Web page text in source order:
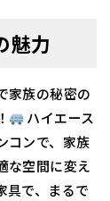
魅力
家族の秘密の
ハイエース
コンで、家族
な空間に変え
具で、まるで